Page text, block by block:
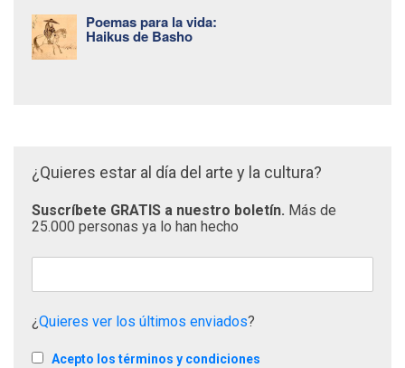
Poemas para la vida:
Haikus de Basho
¿Quieres estar al día del arte y la cultura?
Suscríbete GRATIS a nuestro boletín. Más de
25.000 personas ya lo han hecho
¿Quieres ver los últimos enviados?
Acepto los términos y condiciones